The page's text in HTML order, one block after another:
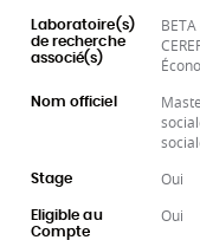
Laboratoire(s)
de recherche
associé(s)
Nom officiel
Stage Oui
Eligible au
Compte
Oui